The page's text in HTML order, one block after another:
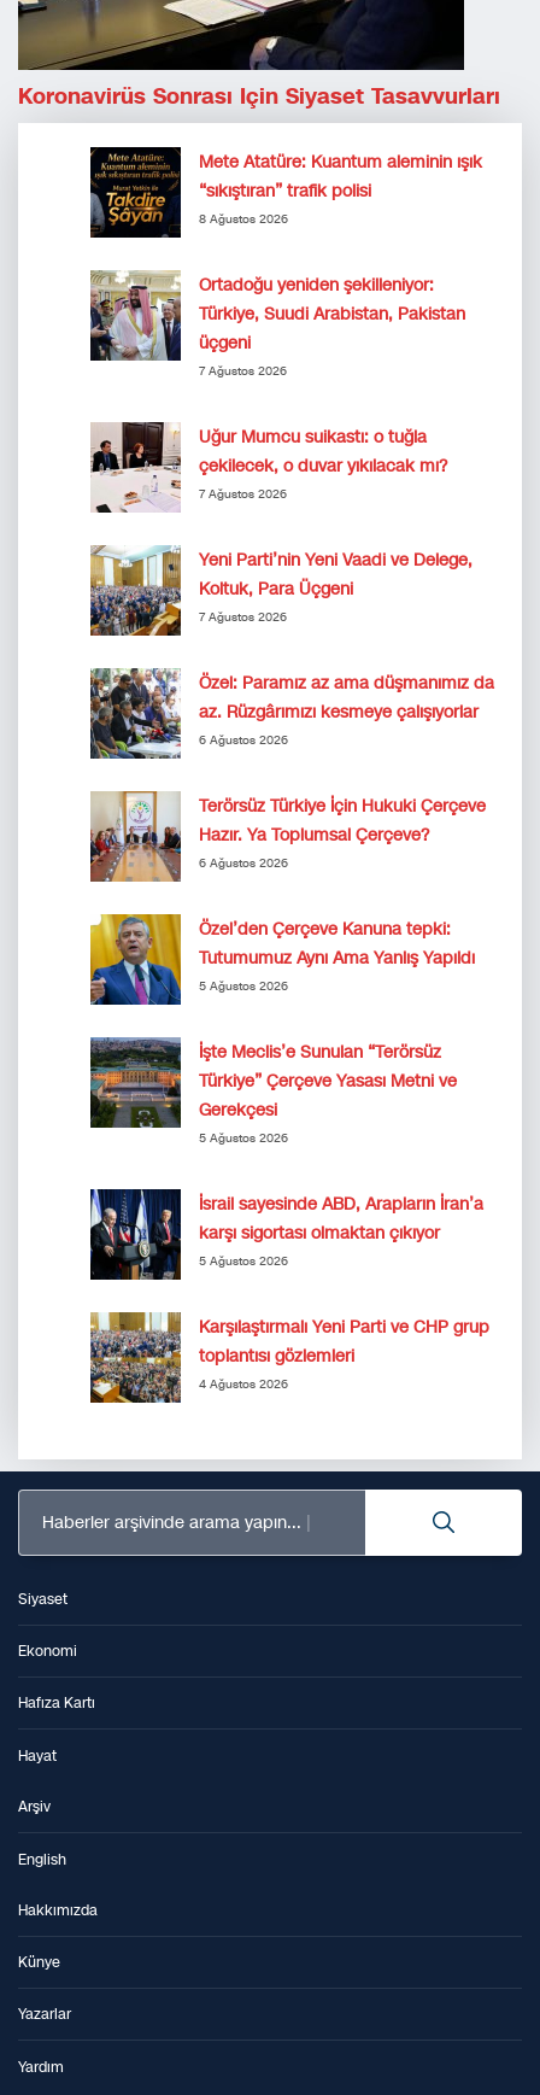
Koronavirüs Sonrası Için Siyaset Tasavvurları
Mete Atatüre: Kuantum aleminin ışık
“sıkıştıran” trafik polisi
8 Ağustos 2026
Ortadoğu yeniden şekilleniyor:
Türkiye, Suudi Arabistan, Pakistan
üçgeni
7 Ağustos 2026
Uğur Mumcu suikastı: o tuğla
çekilecek, o duvar yıkılacak mı?
7 Ağustos 2026
Yeni Parti’nin Yeni Vaadi ve Delege,
Koltuk, Para Üçgeni
7 Ağustos 2026
Özel: Paramız az ama düşmanımız da
az. Rüzgârımızı kesmeye çalışıyorlar
6 Ağustos 2026
Terörsüz Türkiye İçin Hukuki Çerçeve
Hazır. Ya Toplumsal Çerçeve?
6 Ağustos 2026
Özel’den Çerçeve Kanuna tepki:
Tutumumuz Aynı Ama Yanlış Yapıldı
5 Ağustos 2026
İşte Meclis’e Sunulan “Terörsüz
Türkiye” Çerçeve Yasası Metni ve
Gerekçesi
5 Ağustos 2026
İsrail sayesinde ABD, Arapların İran’a
karşı sigortası olmaktan çıkıyor
5 Ağustos 2026
Karşılaştırmalı Yeni Parti ve CHP grup
toplantısı gözlemleri
4 Ağustos 2026
Haberler arşivinde arama yapın...
Siyaset
Ekonomi
Hafıza Kartı
Hayat
Arşiv
English
Hakkımızda
Künye
Yazarlar
Yardım